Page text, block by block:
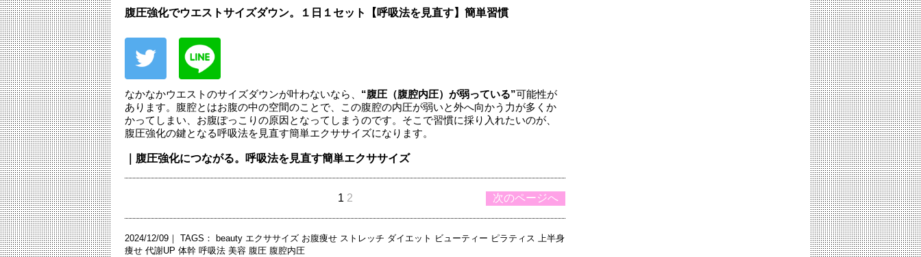
腹圧強化でウエストサイズダウン。１日１セット【呼吸法を見直す】簡単習慣
なかなかウエストのサイズダウンが叶わないなら、 “腹圧（腹腔内圧）が弱っている”可能性が
あります。腹腔とはお腹の中の空間のことで、この腹腔の内圧が弱いと外へ向かう力が多くか
かってしまい、お腹ぽっこりの原因となってしまうのです。そこで習慣に採り入れたいのが、
腹圧強化の鍵となる呼吸法を見直す簡単エクササイズになります。
｜腹圧強化につながる。呼吸法を見直す簡単エクササイズ
次のページへ
1 2
2024/12/09｜ TAGS： beauty エクササイズ お腹痩せ ストレッチ ダイエット ビューティー ピラティス 上半身
痩せ 代謝UP 体幹 呼吸法 美容 腹圧 腹腔内圧